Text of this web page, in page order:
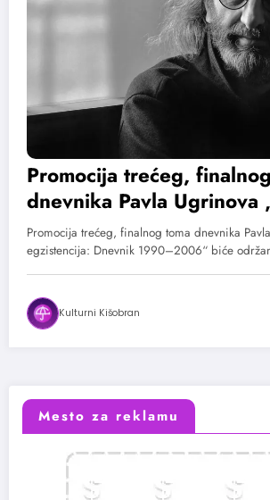
Promocija trećeg,
dnevnika Pavla Ugrinova
egzistencija: Dnevnik
Promocija trećeg, finalnog toma dnevnika
egzistencija: Dnevnik 1990–2006“ biće
Kulturni Kišobran
Mesto za reklamu